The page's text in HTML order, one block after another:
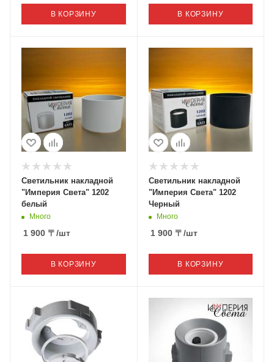
В КОРЗИНУ В КОРЗИНУ
Светильник накладной
"Империя Света" 1202
белый
Много
1 900 〒/шт
В КОРЗИНУ
Светильник накладной
"Империя Света" 1202
Черный
Много
1 900〒/шт
В КОРЗИНУ